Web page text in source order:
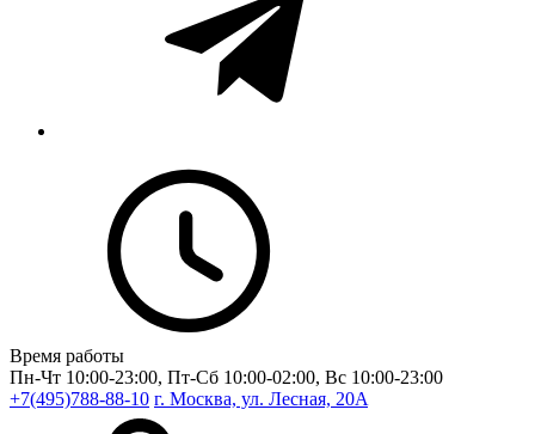
Время работы
Пн-Чт 10:00-23:00, Пт-Сб 10:00-02:00, Вс 10:00-23:00
+7(495)788-88-10 г. Москва, ул. Лесная, 20A